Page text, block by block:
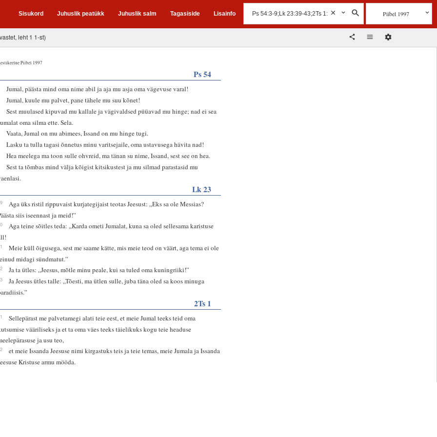
Sisukord Juhuslik peatükk Juhuslik salm Tagasiside Lisainfo Piibel 1997
leht 1 1-st)
Piibel 1997
Ps 54
Jumal, päästa mind oma nime abil ja aja mu asja oma vägevuse varal!
Jumal, kuule mu palvet, pane tähele mu suu kõnet!
Sest muulased kipuvad mu kallale ja vägivaldsed püüavad mu hinge; nad ei sea
oma silma ette. Sela.
Vaata, Jumal on mu abimees, Issand on mu hinge tugi.
Lasku ta tulla tagasi õnnetus minu varitsejaile, oma ustavusega hävita nad!
Hea meelega ma toon sulle ohvreid, ma tänan su nime, Issand, sest see on hea.
Sest ta tõmbas mind välja kõigist kitsikustest ja mu silmad parastasid mu
Lk 23
Aga üks ristil rippuvaist kurjategijaist teotas Jeesust: „Eks sa ole Messias?
siis iseennast ja meid!”
Aga teine sõitles teda: „Karda ometi Jumalat, kuna sa oled sellesama karistuse
Meie küll õigusega, sest me saame kätte, mis meie teod on väärt, aga tema ei ole
midagi sündmatut.”
Ja ta ütles: „Jeesus, mõtle minu peale, kui sa tuled oma kuningriiki!”
Ja Jeesus ütles talle: „Tõesti, ma ütlen sulle, juba täna oled sa koos minuga
2Ts 1
Sellepärast me palvetamegi alati teie eest, et meie Jumal teeks teid oma
vääriliseks ja et ta oma väes teeks täielikuks kogu teie headuse
ja usu teo,
et meie Issanda Jeesuse nimi kirgastuks teis ja teie temas, meie Jumala ja Issanda
Kristuse armu mööda.